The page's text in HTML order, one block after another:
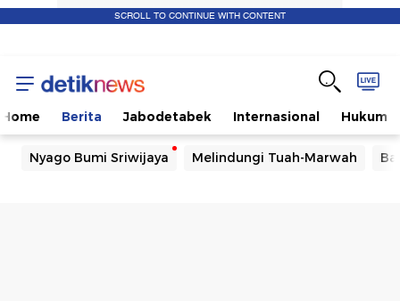
SCROLL TO CONTINUE WITH CONTENT
Home Berita Jabodetabek Internasional Hukum
Nyago Bumi Sriwijaya Melindungi Tuah-Marwah